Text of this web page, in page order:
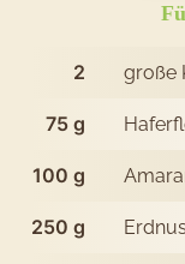
2 große
75 g
100 g
250 g